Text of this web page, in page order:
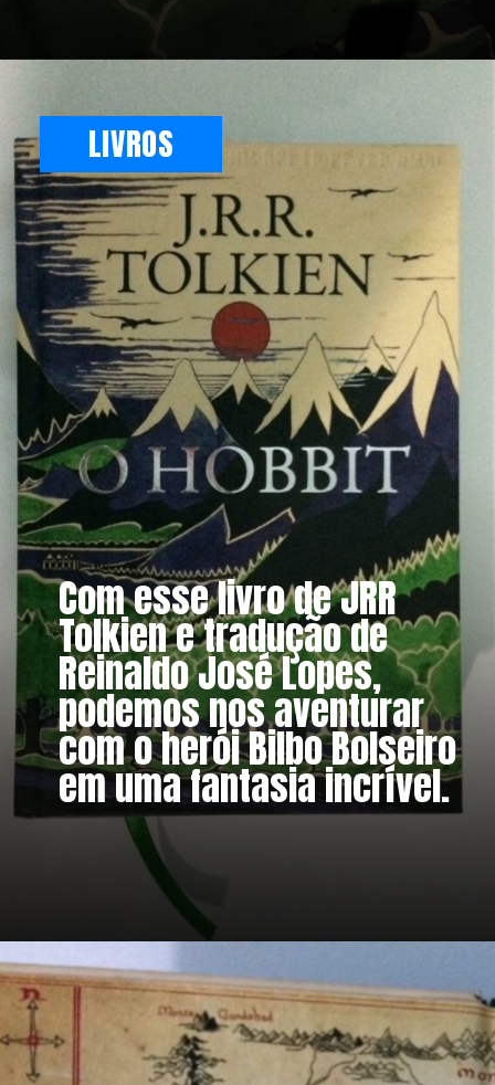
Com esse livro de JRR
Tolkien e tradução de
Reinaldo José Lopes,
podemos nos aventurar
com o herói Bilbo Bolseiro
em uma fantasia incrível.
LIVROS
Opening